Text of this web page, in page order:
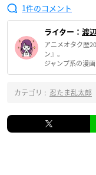
1
ライター： 渡
アニメオタク歴
ン』。
ジャンプ系の漫
カテゴリ : 忍たま乱太郎